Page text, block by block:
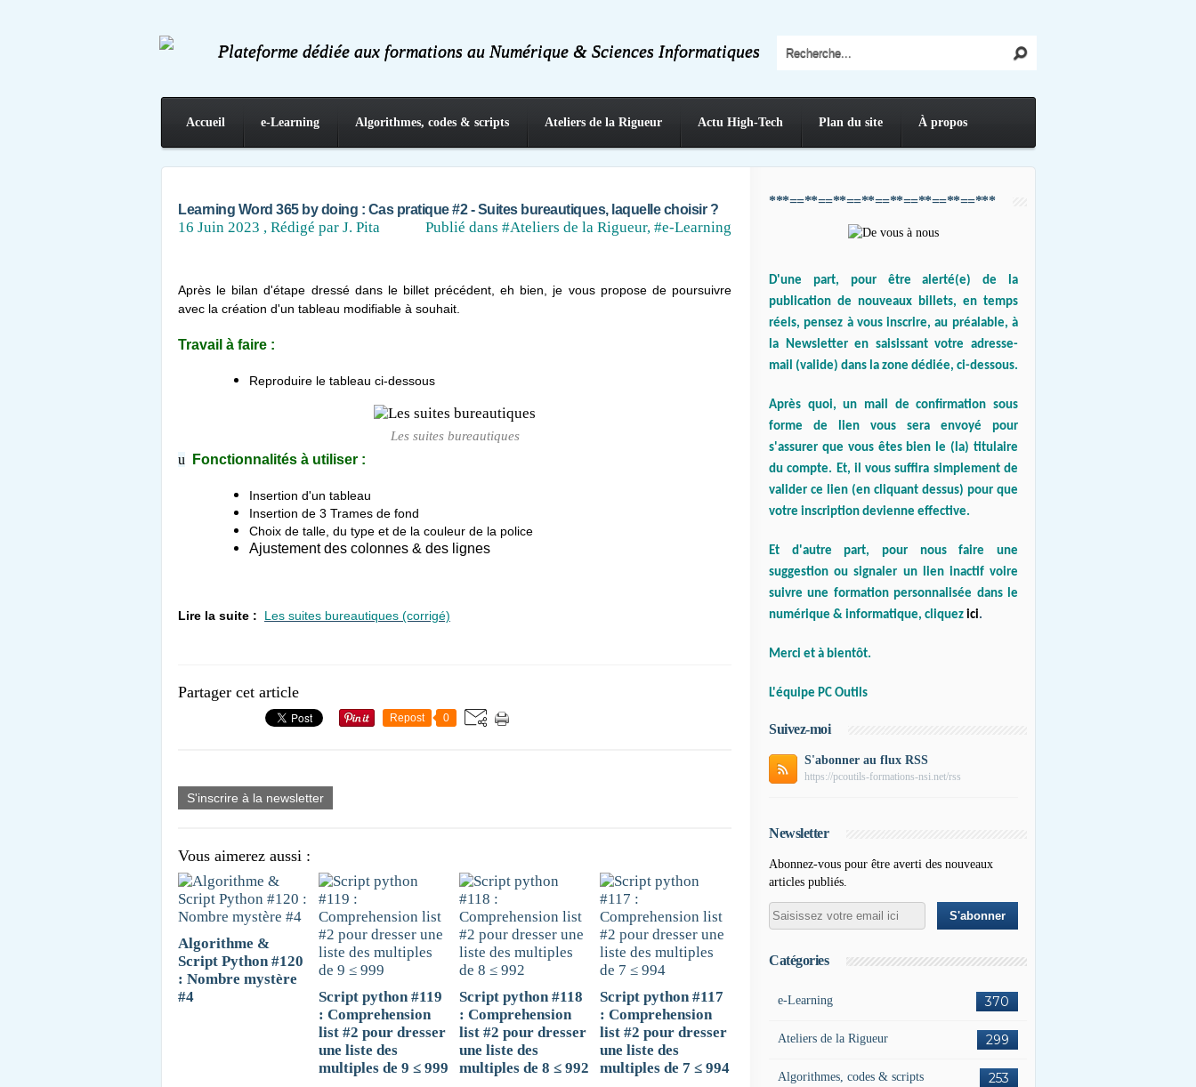
Plateforme dédiée aux formations au Numérique & Sciences Informatiques
Accueil e-Learning Algorithmes, codes & scripts Ateliers de la Rigueur Actu High-Tech Plan du site À propos
Learning Word 365 by doing : Cas pratique #2 - Suites bureautiques, laquelle choisir ?
16 Juin 2023 , Rédigé par J. Pita Publié dans #Ateliers de la Rigueur, #e-Learning
Après le bilan d'étape dressé dans le billet précédent, eh bien, je vous propose de poursuivre
avec la création d'un tableau modifiable à souhait.
Travail à faire :
Reproduire le tableau ci-dessous
Les suites bureautiques
u
Fonctionnalités à utiliser :
Insertion d'un tableau
Insertion de 3 Trames de fond
Choix de talle, du type et de la couleur de la police
​​Ajustement des colonnes & des lignes
Lire la suite : Les suites bureautiques (corrigé)
Partager cet article
Repost 0
S'inscrire à la newsletter
Vous aimerez aussi :
Algorithme &
Script Python #120
: Nombre mystère
#4
Script python #119
: Comprehension
list #2 pour dresser
une liste des
multiples de 9 ≤ 999
Script python #118
: Comprehension
list #2 pour dresser
une liste des
multiples de 8 ≤ 992
Script python #117
: Comprehension
list #2 pour dresser
une liste des
multiples de 7 ≤ 994
***==**==**==**==**==**==**==***
D'une part, pour être alerté(e) de la
publication de nouveaux billets, en temps
réels, pensez à vous inscrire, au préalable, à
la Newsletter en saisissant votre adresse-
mail (valide) dans la zone dédiée, ci-dessous.
Après quoi, un mail de confirmation sous
forme de lien vous sera envoyé pour
s'assurer que vous êtes bien le (la) titulaire
du compte. Et, il vous suffira simplement de
valider ce lien (en cliquant dessus) pour que
votre inscription devienne effective.
Et d'autre part, pour nous faire une
suggestion ou signaler un lien inactif voire
suivre une formation personnalisée dans le
numérique & informatique, cliquez ici.
Merci et à bientôt.
L'équipe PC Outils
Suivez-moi
S'abonner au flux RSS
https://pcoutils-formations-nsi.net/rss
Newsletter
Abonnez-vous pour être averti des nouveaux
articles publiés.
Catégories
370
e-Learning
299
Ateliers de la Rigueur
253
Algorithmes, codes & scripts